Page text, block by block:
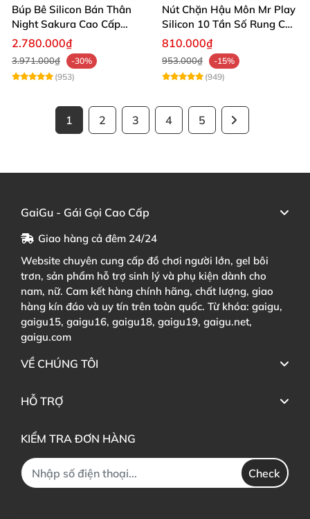
Búp Bê Silicon Bán Thân
Night Sakura Cao Cấp
Rung Đa Chức Năng
2.780.000₫
3.971.000₫
-30%
(953)
Nút Chặn Hậu Môn Mr Play
Silicon 10 Tần Số Rung Cao
Cấp
810.000₫
953.000₫
-15%
(949)
1 2 3 4 5
GaiGu - Gái Gọi Cao Cấp
Giao hàng cả đêm 24/24
Website chuyên cung cấp đồ chơi người lớn, gel bôi
trơn, sản phẩm hỗ trợ sinh lý và phụ kiện dành cho
nam, nữ. Cam kết hàng chính hãng, chất lượng, giao
hàng kín đáo và uy tín trên toàn quốc. Từ khóa: gaigu,
gaigu15, gaigu16, gaigu18, gaigu19, gaigu.net,
gaigu.com
VỀ CHÚNG TÔI
HỖ TRỢ
KIỂM TRA ĐƠN HÀNG
Check